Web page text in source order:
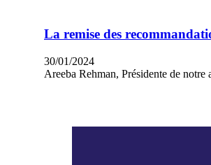
La remise des
30/01/2024
Areeba Rehman, Présidente de